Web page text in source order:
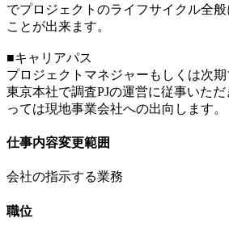
でプロジェクトのライフサイクル全
ことが出来ます。
■キャリアパス
プロジェクトマネジャーもしくは次
東京本社で調査PJの運営に従事いただ
っては現地事業会社への出向します。
仕事内容変更範囲
会社の指示する業務
職位